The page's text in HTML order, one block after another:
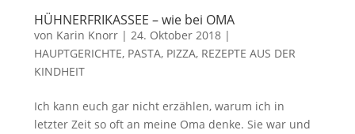
HÜHNERFRIKASSEE – wie bei OMA
von Karin Knorr| 24. Oktober 2018|
HAUPTGERICHTE, PASTA, PIZZA, REZEPTE AUS DER
KINDHEIT
Ich kann euch gar nicht erzählen, warum ich in
letzter Zeit so oft an meine Oma denke. Sie war und